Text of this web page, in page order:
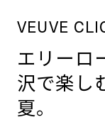
VEUVE
エリーロ
沢で楽し
夏。